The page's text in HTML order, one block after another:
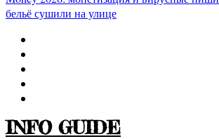
бельё сушили на улице
INFO GUIDE